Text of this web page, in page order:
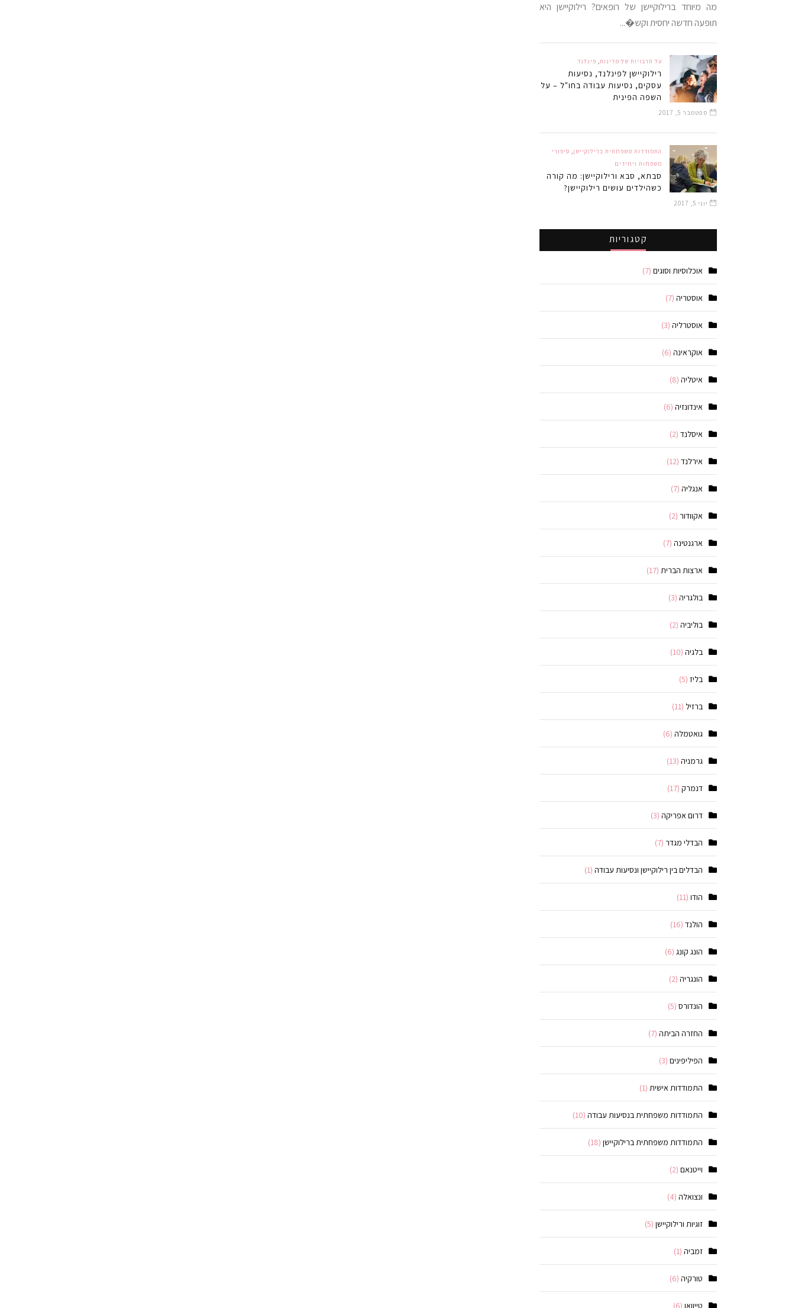
מה מיוחד ברילוקיישן של רופאים? רילוקיישן היא
תופעה חדשה יחסית וקש�...
על תרבויות של מדינות, פינלנד
רילוקיישן לפינלנד, נסיעות
עסקים, נסיעות עבודה בחו"ל – על
השפה הפינית
ספטמבר 5, 2017
התמודדות משפחתית ברילוקיישן, סיפורי
משפחות ויחידים
סבתא, סבא ורילוקיישן: מה קורה
כשהילדים עושים רילוקיישן?
יוני 5, 2017
קטגוריות
אוכלוסיות וסוגים (7)
אוסטריה (7)
אוסטרליה (3)
אוקראינה (6)
איטליה (8)
אינדונזיה (6)
איסלנד (2)
אירלנד (12)
אנגליה (7)
אקוודור (2)
ארגנטינה (7)
ארצות הברית (17)
בולגריה (3)
בוליביה (2)
בלגיה (10)
בליז (5)
ברזיל (11)
גואטמלה (6)
גרמניה (13)
דנמרק (17)
דרום אפריקה (3)
הבדלי מגדר (7)
הבדלים בין רילוקיישן ונסיעות עבודה (1)
הודו (11)
הולנד (16)
הונג קונג (6)
הונגריה (2)
הונדורס (5)
החזרה הביתה (7)
הפיליפינים (3)
התמודדות אישית (1)
התמודדות משפחתית בנסיעות עבודה (10)
התמודדות משפחתית ברילוקיישן (18)
וייטנאם (2)
ונצואלה (4)
זוגיות ורילוקיישן (5)
זמביה (1)
טורקיה (6)
טייוואן (6)